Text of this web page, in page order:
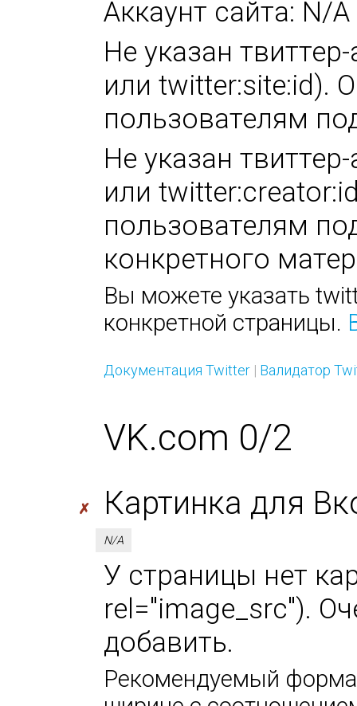
Аккаунт сайта: N/A
Не указан
или twitter:site:id).
пользователям
Не указан
или
пользователям
конкретного
Вы можете указать
конкретной страницы.
Документация Twitter | Валидатор
VK.com 0/2
✗ Картинка для
N/A
У страницы нет
rel="image_src").
добавить.
Рекомендуемый